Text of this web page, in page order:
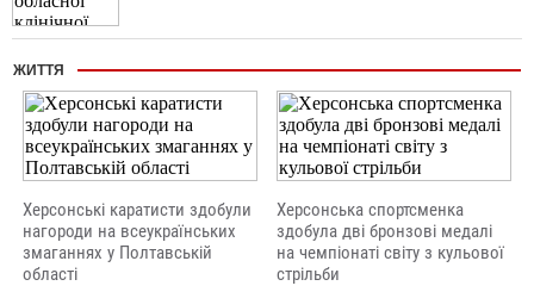
ЖИТТЯ
Херсонські каратисти здобули
нагороди на всеукраїнських
змаганнях у Полтавській
області
Херсонська спортсменка
здобула дві бронзові медалі
на чемпіонаті світу з кульової
стрільби